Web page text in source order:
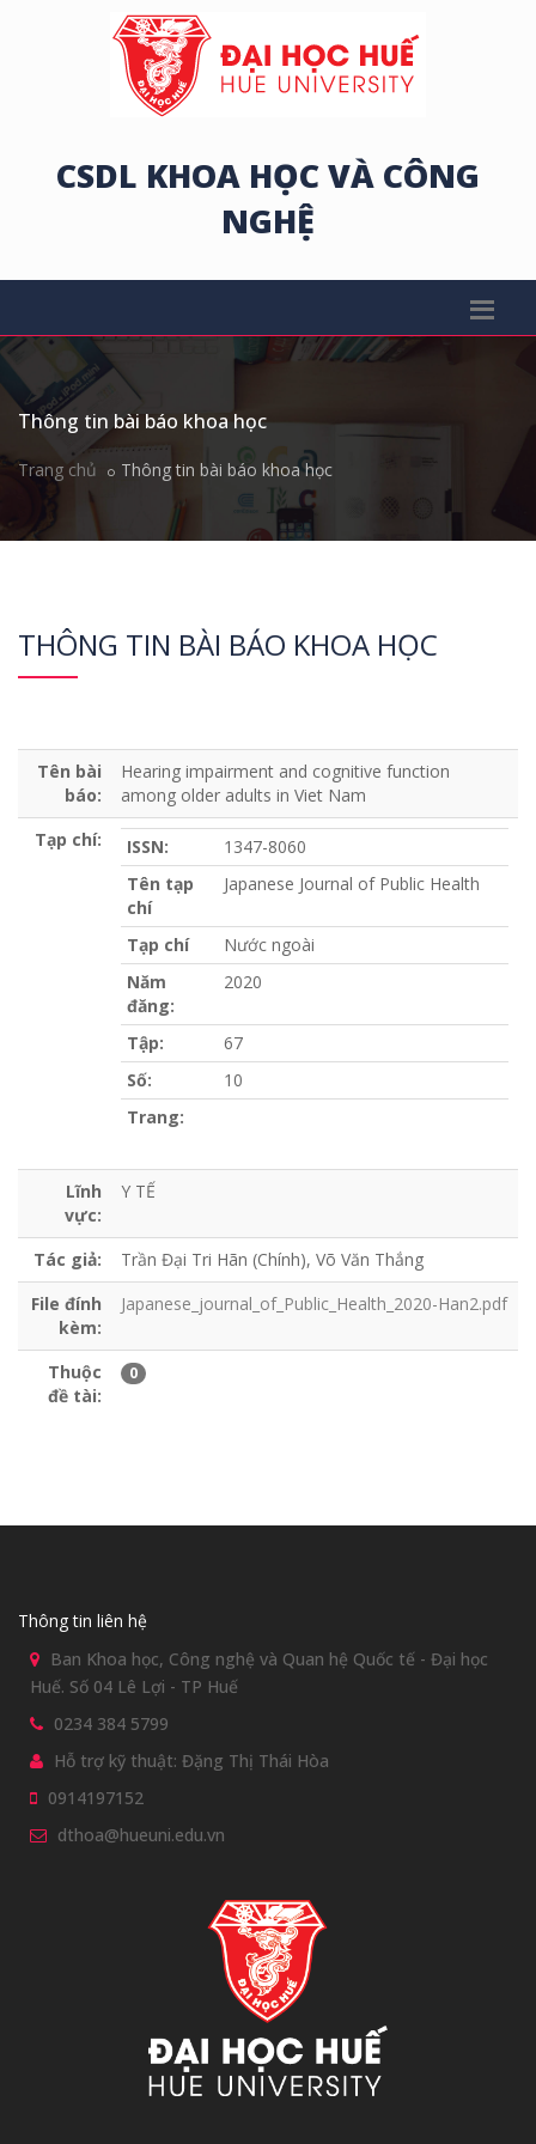
CSDL KHOA HỌC VÀ CÔNG
NGHỆ
Thông tin bài báo khoa học
Trang chủ Thông tin bài báo khoa học
THÔNG TIN BÀI BÁO KHOA HỌC
Tên bài
báo:
Hearing impairment and cognitive function
among older adults in Viet Nam
Tạp chí:
ISSN:
1347-8060
Tên tạp
chí
Japanese Journal of Public Health
Tạp chí
Nước ngoài
Năm
đăng:
2020
Tập:
67
Số:
10
Trang:
Lĩnh
vực:
Y TẾ
Tác giả:
Trần Đại Tri Hãn (Chính), Võ Văn Thắng
File đính
kèm:
Japanese_journal_of_Public_Health_2020-Han2.pdf
Thuộc
đề tài:
0
Thông tin liên hệ
Ban Khoa học, Công nghệ và Quan hệ Quốc tế - Đại học
Huế. Số 04 Lê Lợi - TP Huế
0234 384 5799
Hỗ trợ kỹ thuật: Đặng Thị Thái Hòa
0914197152
dthoa@hueuni.edu.vn